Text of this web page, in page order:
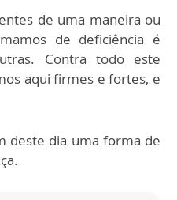
de uma maneira ou
de deficiência é
Contra todo este
aqui firmes e fortes, e
deste dia uma forma de